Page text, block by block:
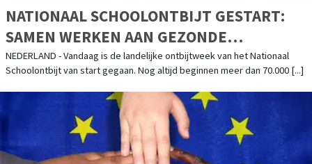
NATIONAAL SCHOOLONTBIJT GESTART:
SAMEN WERKEN AAN GEZONDE
ONTBIJTGEWOONTES
NEDERLAND - Vandaag is de landelijke ontbijtweek van het Nationaal
Schoolontbijt van start gegaan. Nog altijd beginnen meer dan 70.000 [...]